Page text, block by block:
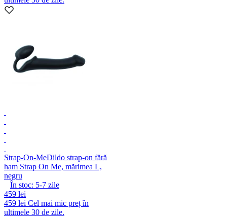
Strap-On-MeDildo strap-on fără
ham Strap On Me, mărimea L,
negru
În stoc: 5-7 zile
459 lei
459 lei Cel mai mic preț în
ultimele 30 de zile.